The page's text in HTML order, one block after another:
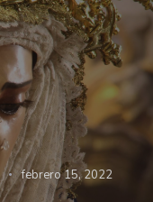
febrero 15, 2022